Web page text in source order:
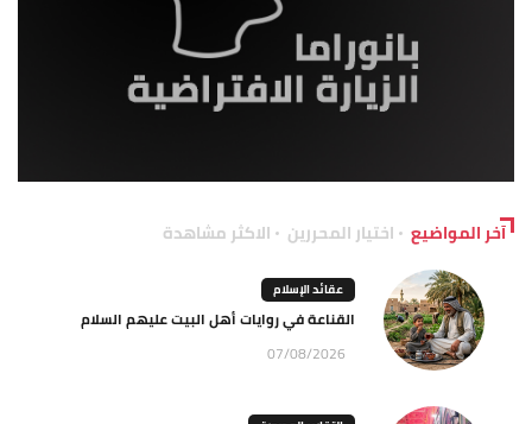
آخر المواضيع اختيار المحررين الاكثر مشاهدة
عقائد الإسلام
القناعة في روايات أهل البيت عليهم السلام
07/08/2026